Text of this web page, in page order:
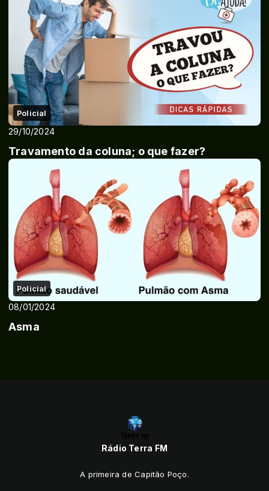
Policial
29/10/2024
Travamento da coluna; o que fazer?
Policial
08/01/2024
Asma
Rádio Terra FM
A primeira de Capitão Poço.